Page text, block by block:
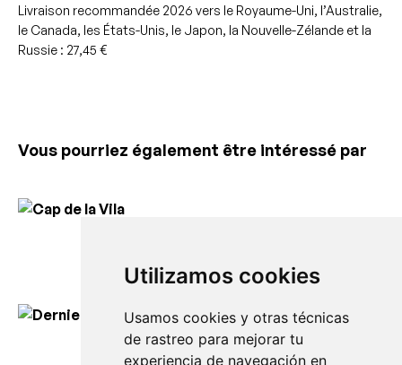
Utilizamos cookies
Usamos cookies y otras técnicas
de rastreo para mejorar tu
experiencia de navegación en
Livraison recommandée 2026 vers le Royaume-Uni, l’Australie,
le Canada, les États-Unis, le Japon, la Nouvelle-Zélande et la
Russie : 27,45 €
Vous pourriez également être intéressé par
À partir de 40,00 €
Dernier regard depuis S’Enclusa